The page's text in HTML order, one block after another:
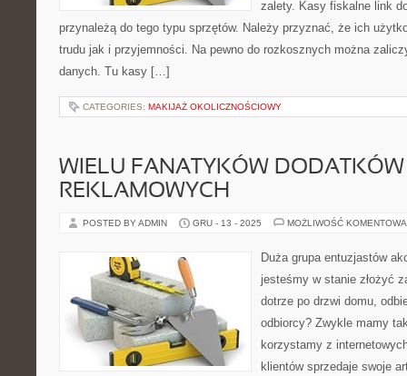
zalety. Kasy fiskalne link
przynależą do tego typu sprzętów. Należy przyznać, że ich
trudu jak i przyjemności. Na pewno do rozkosznych można
danych. Tu kasy […]
CATEGORIES: MAKIJAŻ OKOLICZNOŚCIOWY
WIELU FANATYKÓW DODATKÓW
REKLAMOWYCH
POSTED BY ADMIN GRU - 13 - 2025 MOŻLIWOŚĆ
Duża grupa entuzjastów
jesteśmy w stanie złożyć
dotrze po drzwi domu,
odbiorcy? Zwykle mamy
korzystamy z
klientów sprzedaje swoje